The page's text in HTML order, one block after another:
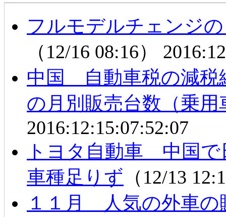
フルモデルチェンジ
（12/16 08:16）
中国 自動車税の減税
の月別販売台数（乗用
2016:12:15:07:52:07
トヨタ自動車 中国
車種足りず （12/13
１１月 人気の外車